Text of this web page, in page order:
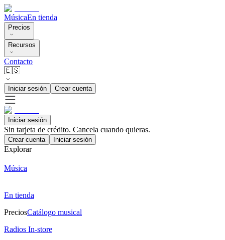
MúsicaEn tienda
Precios
Recursos
Contacto
🇪🇸
Iniciar sesión Crear cuenta
Iniciar sesión
Sin tarjeta de crédito. Cancela cuando quieras.
Crear cuenta Iniciar sesión
Explorar
Música
En tienda
PreciosCatálogo musical
Radios In-store